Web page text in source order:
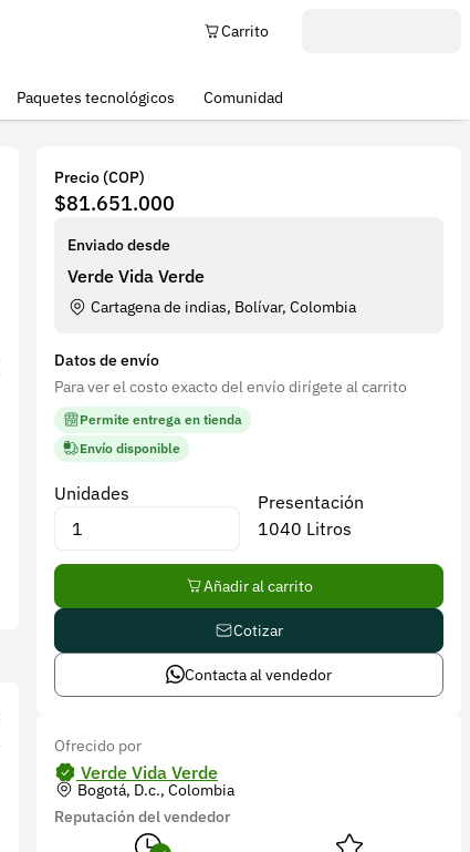
Carrito
Paquetes tecnológicos Comunidad
Precio (COP)
$81.651.000
Enviado desde
Verde Vida Verde
Cartagena de indias, Bolívar, Colombia
Datos de envío
Para ver el costo exacto del envío dirígete al carrito
Permite entrega en tienda
Envío disponible
Unidades
Presentación
1040 Litros
Añadir al carrito
Cotizar
Contacta al vendedor
Ofrecido por
Verde Vida Verde
Bogotá, D.c., Colombia
Reputación del vendedor